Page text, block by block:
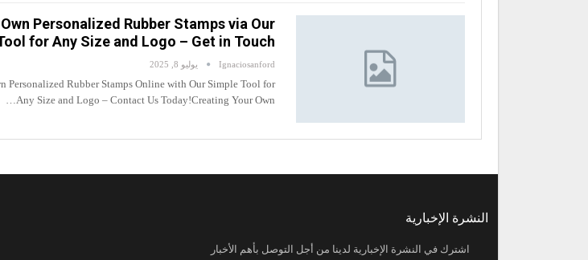
Personalized Rubber Stamps via Our
for Any Size and Logo – Get in Touch…
Ignaciosanford يوليو 8, 2025
Personalized Rubber Stamps Online with Our Simple Tool for
Any Size and Logo – Contact Us Today!Creating Your Own…
النشرة الإخبارية
اشترك في النشرة الإخبارية لدينا من أجل التوصل بأهم الأخبار